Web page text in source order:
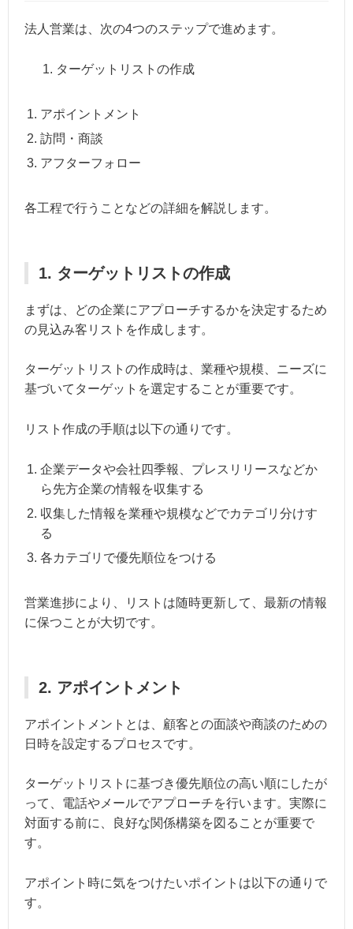
法人営業は、次の4つのステップで進めます。
ターゲットリストの作成
アポイントメント
訪問・商談
アフターフォロー
各工程で行うことなどの詳細を解説します。
1. ターゲットリストの作成
まずは、どの企業にアプローチするかを決定するため
の見込み客リストを作成します。
ターゲットリストの作成時は、業種や規模、ニーズに
基づいてターゲットを選定することが重要です。
リスト作成の手順は以下の通りです。
企業データや会社四季報、プレスリリースなどか
ら先方企業の情報を収集する
収集した情報を業種や規模などでカテゴリ分けす
る
各カテゴリで優先順位をつける
営業進捗により、リストは随時更新して、最新の情報
に保つことが大切です。
2. アポイントメント
アポイントメントとは、顧客との面談や商談のための
日時を設定するプロセスです。
ターゲットリストに基づき優先順位の高い順にしたが
って、電話やメールでアプローチを行います。実際に
対面する前に、良好な関係構築を図ることが重要で
す。
アポイント時に気をつけたいポイントは以下の通りで
す。